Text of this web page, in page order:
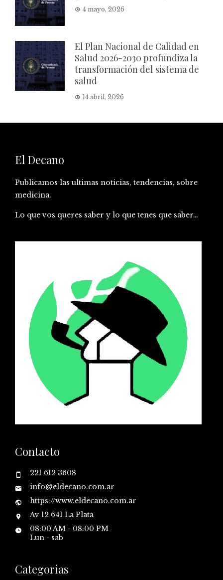
4 mayo, 2026
El Plan Nacional de Calidad en
Salud 2026-2030 profundiza la
transformación del sistema de
salud
14 abril, 2026
El Decano
Publicamos las ultimas noticias, tendencias, sobre
medicina.
Lo que vos queres saber y lo que tenes que saber…
Contacto
221 612 3608
info@eldecano.com.ar
https://www.eldecano.com.ar
Av 12 641 La Plata
08:00 AM - 08:00 PM
Lun - sab
Categorias